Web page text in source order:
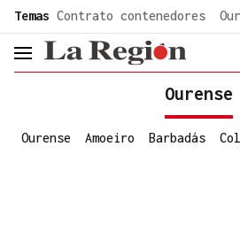
Temas Contrato contenedores
header.menu.open
Ourense
Ourense Amoeiro Barbadás